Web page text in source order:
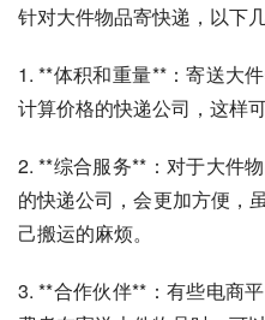
针对大件物品寄快递，以下
1. **体积和重量**：寄送大
计算价格的快递公司，这样
2. **综合服务**：对于大件
的快递公司，会更加方便，
己搬运的麻烦。
3. **合作伙伴**：有些电商